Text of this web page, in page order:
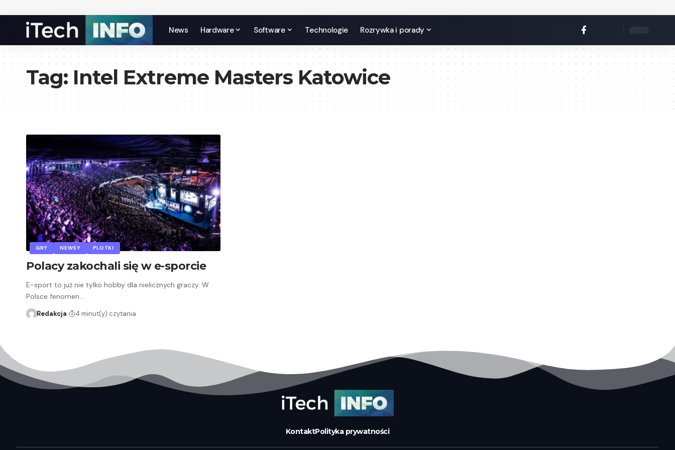
News Hardware Software Technologie Rozrywka i porady
Tag:Intel Extreme Masters Katowice
GRY NEWSY PLOTKI
Polacy zakochali się w e-sporcie
E-sport to już nie tylko hobby dla nielicznych graczy. W
Polsce fenomen…
Redakcja 4 minut(y) czytania
KontaktPolityka prywatności